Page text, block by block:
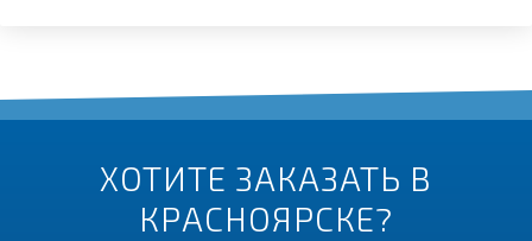
ХОТИТЕ ЗАКАЗАТЬ В
КРАСНОЯРСКЕ?